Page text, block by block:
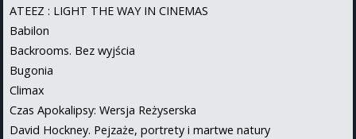
ATEEZ : LIGHT THE WAY IN CINEMAS
Babilon
Backrooms. Bez wyjścia
Bugonia
Climax
Czas Apokalipsy: Wersja Reżyserska
David Hockney. Pejzaże, portrety i martwe natury